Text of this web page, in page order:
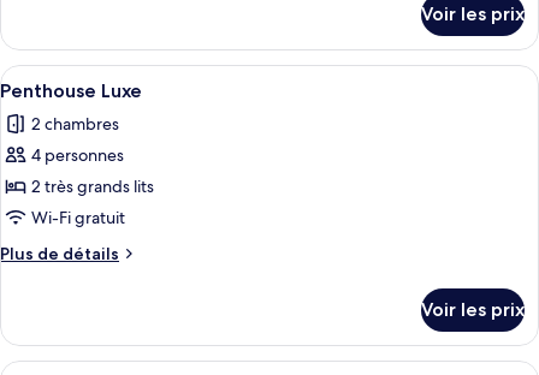
The
Family
le
type
de
The
Family
Voir les prix
Afficher
toutes
les
photos
pour
ce
type
de
Penthouse
Luxe
Un salon moderne avec un plafond
13
Penthouse Luxe
2 chambres
4 personnes
2 très grands lits
Wi-Fi gratuit
Plus de détails
Plus
le
type
Voir les prix
Une chambre d’hôtel avec un